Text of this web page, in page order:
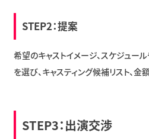
STEP2：提案
希望のキャストイメージ、スケジュー
を選び、キャスティング候補リスト、金
STEP3：出演交渉